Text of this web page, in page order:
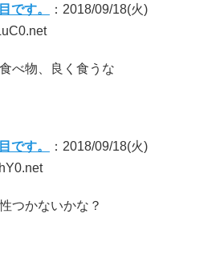
です。
：2018/09/18(火)
べ物、良く食うな
です。
：2018/09/18(火)
つかないかな？